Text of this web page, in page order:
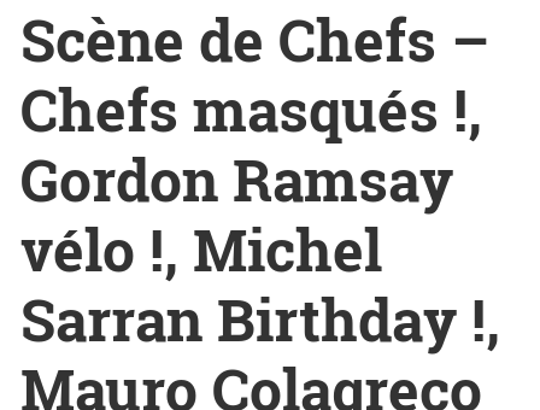
Scène de Chefs –
Chefs masqués !,
Gordon Ramsay
vélo !, Michel
Sarran Birthday !,
Mauro Colagreco